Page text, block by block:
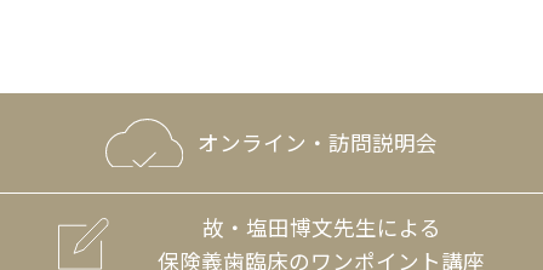
オンライン・訪問説明会
故・塩田博文先生による
保険義歯臨床のワンポイント講座